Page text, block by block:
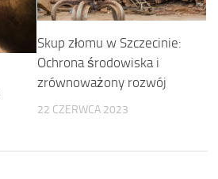
Skup złomu w Szczecinie:
Ochrona środowiska i
zrównoważony rozwój
22 CZERWCA 2023